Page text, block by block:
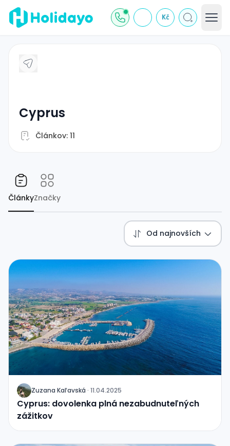
Kč
cyprus
Článkov: 11
ČlánkyZnačky
Od najnovších
J Zuzana Kaľavská · 11.04.2025
Cyprus: dovolenka plná nezabudnuteľných
zážitkov